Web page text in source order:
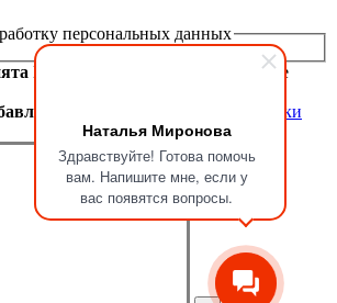
Наталья Миронова
Здравствуйте! Готова помочь
вам. Напишите мне, если у
вас появятся вопросы.
персональных данных
Мы перезвоним вам в ближайшее
в корзину
Продолжить покупки